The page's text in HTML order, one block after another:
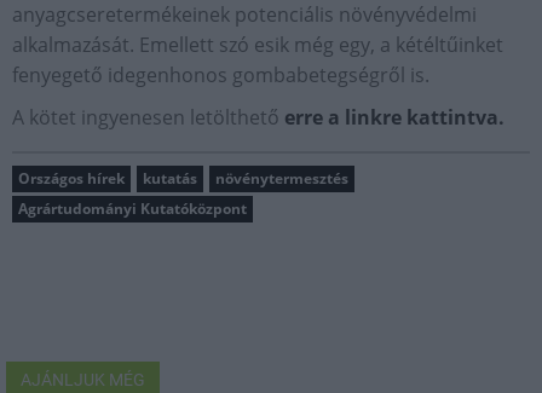
anyagcseretermékeinek potenciális növényvédelmi
alkalmazását. Emellett szó esik még egy, a kétéltűinket
fenyegető idegenhonos gombabetegségről is.
A kötet ingyenesen letölthető erre a linkre kattintva.
Országos hírek kutatás
növénytermesztés
Agrártudományi Kutatóközpont
AJÁNLJUK MÉG